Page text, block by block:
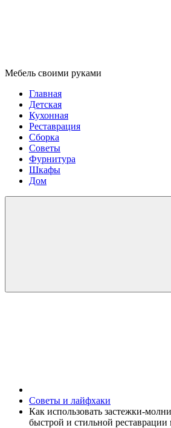
Мебель своими руками
Главная
Детская
Кухонная
Реставрация
Сборка
Советы
Фурнитура
Шкафы
Дом
Советы и лайфхаки
Как использовать застежки-
быстрой и стильной реставрации